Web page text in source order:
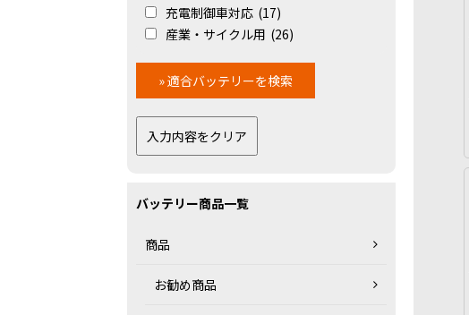
充電制御車対応 (17)
産業・サイクル用 (26)
バッテリー商品一覧
商品
お勧め商品